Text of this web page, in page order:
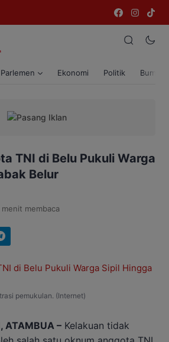
Parlemen Ekonomi Politik Bumi
TNI di Belu Pukuli Warga
Belur
menit membaca
pemukulan. (Internet)
ATAMBUA – Kelakuan tidak